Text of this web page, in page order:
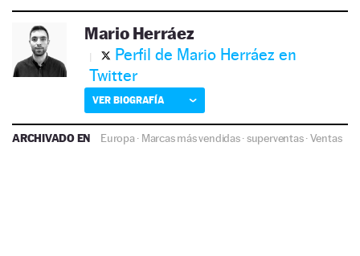
Mario Herráez
Perfil de Mario Herráez en
Twitter
VER BIOGRAFÍA
ARCHIVADO EN Europa· Marcas más vendidas·superventas·Ventas